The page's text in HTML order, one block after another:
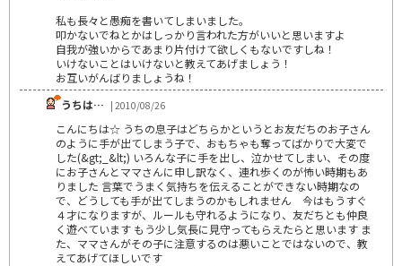
私も長々と愚痴を書いてしまいました。
叩かないでねとかはしっかり言われた方がいいと思いますよ
自我が強いからであまり片付けて欲しくもないですしね！
いけないことはいけないと教えてあげましょう！
お互いがんばりましょうね！
うちは… | 2010/08/26
こんにちは☆ うちの息子はどちらかというとお友だちのお子さん
のように手が出てしまう子で、おもちゃも奪ってばかりで大変で
した(&gt;_&lt;) いろんな子に手を出し、泣かせてしまい、その度
にお子さんとママさんに申し訳なく、連れ歩くのが怖い時期もあ
りました 言葉でうまく気持ちを伝えることができない時期なの
で、どうしても手が出てしまうのかもしれません 今はもうすぐ
４才になりますが、ルールも守れるようになり、友だちとも仲良
く遊べています もう少し気長に見守ってもらえたらと思います ま
た、ママさんがその子に注意するのは悪いことではないので、教
えてあげてほしいです